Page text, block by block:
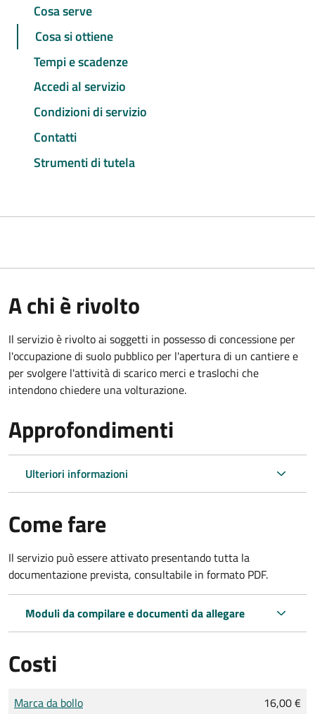
Cosa serve
Cosa si ottiene
Tempi e scadenze
Accedi al servizio
Condizioni di servizio
Contatti
Strumenti di tutela
A chi è rivolto
Il servizio è rivolto ai soggetti in possesso di concessione per
l'occupazione di suolo pubblico per l'apertura di un cantiere e
per svolgere l'attività di scarico merci e traslochi che
intendono chiedere una volturazione.
Approfondimenti
Ulteriori informazioni
Come fare
Il servizio può essere attivato presentando tutta la
documentazione prevista, consultabile in formato PDF.
Moduli da compilare e documenti da allegare
Costi
Tipo di pagamento
Importo
Marca da bollo 16,00 €